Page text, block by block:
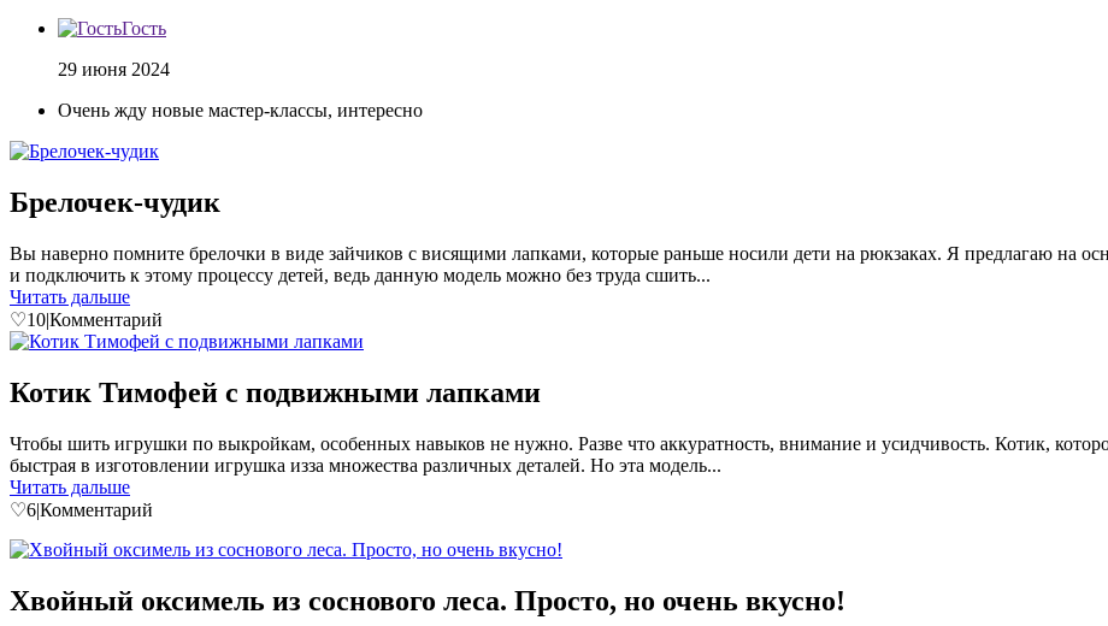
Гость
29 июня 2024
Очень жду новые мастер-классы, интересно
Брелочек-чудик
Вы наверно помните брелочки в виде зайчиков с висящими лапками, которые раньше носили дети на рюкзаках. Я предлагаю на
и подключить к этому процессу детей, ведь данную модель можно без труда сшить...
Читать дальше
♡10|Комментарий
Котик Тимофей с подвижными лапками
Чтобы шить игрушки по выкройкам, особенных навыков не нужно. Разве что аккуратность, внимание и усидчивость. Котик,
быстрая в изготовлении игрушка изза множества различных деталей. Но эта модель...
Читать дальше
♡6|Комментарий
Хвойный оксимель из соснового леса. Просто, но очень вкусно!